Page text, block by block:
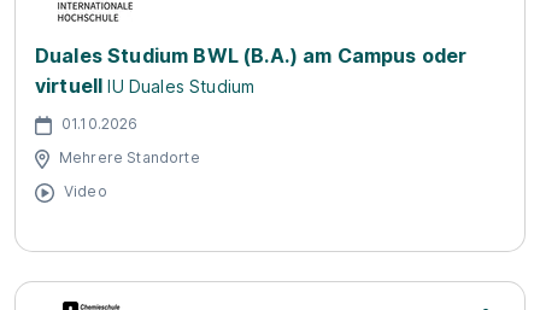
Duales Studium BWL (B.A.) am Campus oder
virtuell IU Duales Studium
01.10.2026
Mehrere Standorte
Video